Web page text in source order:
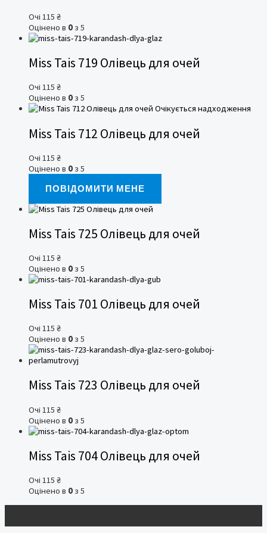
Очі 115 ₴
Оцінено в 0 з 5
Miss Tais 719 Олівець для очей
Очі 115 ₴
Оцінено в 0 з 5
Очікується надходження
Miss Tais 712 Олівець для очей
Очі 115 ₴
Оцінено в 0 з 5
ПОВІДОМИТИ МЕНЕ
Miss Tais 725 Олівець для очей
Очі 115 ₴
Оцінено в 0 з 5
Miss Tais 701 Олівець для очей
Очі 115 ₴
Оцінено в 0 з 5
Miss Tais 723 Олівець для очей
Очі 115 ₴
Оцінено в 0 з 5
Miss Tais 704 Олівець для очей
Очі 115 ₴
Оцінено в 0 з 5